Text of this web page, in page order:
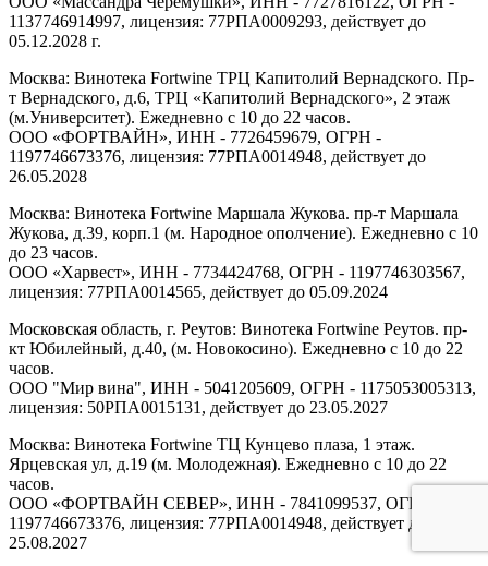
1137746914997, лицензия: 77РПА0009293, действует до
05.12.2028 г.
Москва: Винотека Fortwine ТРЦ Капитолий Вернадского. Пр-
т Вернадского, д.6, ТРЦ «Капитолий Вернадского», 2 этаж
(м.Университет). Ежедневно с 10 до 22 часов.
ООО «ФОРТВАЙН», ИНН - 7726459679, ОГРН -
1197746673376, лицензия: 77РПА0014948, действует до
26.05.2028
Москва: Винотека Fortwine Маршала Жукова. пр-т Маршала
Жукова, д.39, корп.1 (м. Народное ополчение). Ежедневно с 10
до 23 часов.
ООО «Харвест», ИНН - 7734424768, ОГРН - 1197746303567,
лицензия: 77РПА0014565, действует до 05.09.2024
Московская область, г. Реутов: Винотека Fortwine Реутов. пр-
кт Юбилейный, д.40, (м. Новокосино). Ежедневно с 10 до 22
часов.
ООО "Мир вина", ИНН - 5041205609, ОГРН - 1175053005313,
лицензия: 50РПА0015131, действует до 23.05.2027
Москва: Винотека Fortwine ТЦ Кунцево плаза, 1 этаж.
Ярцевская ул, д.19 (м. Молодежная). Ежедневно с 10 до 22
часов.
ООО «ФОРТВАЙН СЕВЕР», ИНН - 7841099537, ОГРН -
1197746673376, лицензия: 77РПА0014948, действует до
25.08.2027